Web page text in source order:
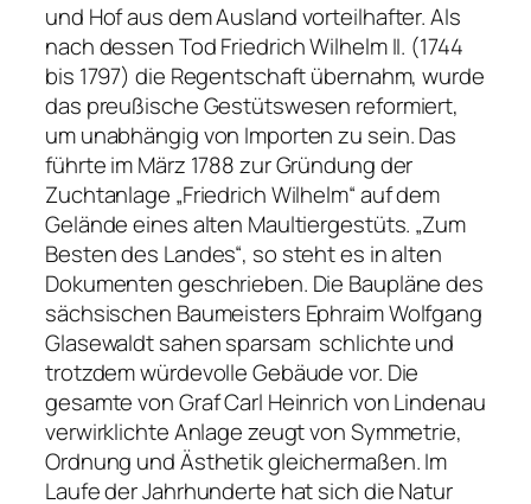
und Hof aus dem Ausland vorteilhafter. Als
nach dessen Tod Friedrich Wilhelm II. (1744
bis 1797) die Regentschaft übernahm, wurde
das preußische Gestütswesen reformiert,
um unabhängig von Importen zu sein. Das
führte im März 1788 zur Gründung der
Zuchtanlage „Friedrich Wilhelm“ auf dem
Gelände eines alten Maultiergestüts. „Zum
Besten des Landes“, so steht es in alten
Dokumenten geschrieben. Die Baupläne des
sächsischen Baumeisters Ephraim Wolfgang
Glasewaldt sahen sparsam ­ schlichte und
trotzdem würdevolle Gebäude vor. Die
gesamte von Graf Carl­ Heinrich von Lindenau
verwirklichte Anlage zeugt von Symmetrie,
Ordnung und Ästhetik gleichermaßen. Im
Laufe der Jahrhunderte hat sich die Natur